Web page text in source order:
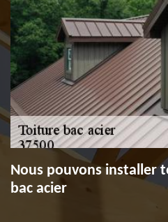
Nous pouvons installer
bac acier